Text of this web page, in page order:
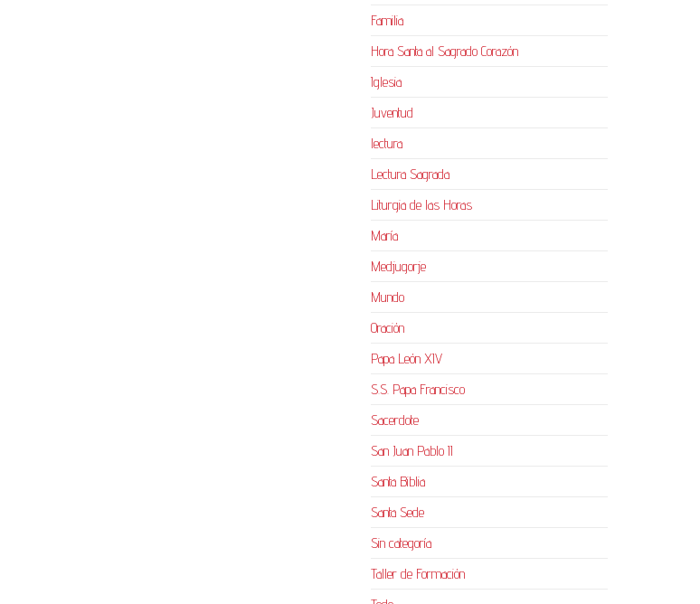
Familia
Hora Santa al Sagrado Corazón
Iglesia
Juventud
lectura
Lectura Sagrada
Liturgia de las Horas
María
Medjugorje
Mundo
Oración
Papa León XIV
S.S. Papa Francisco
Sacerdote
San Juan Pablo II
Santa Biblia
Santa Sede
Sin categoría
Taller de Formación